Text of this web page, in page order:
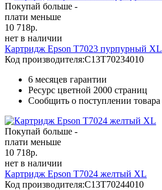
Покупай больше -
плати меньше
10 718р.
нет в наличии
Картридж Epson T7023 пурпурный XL
Код производителя:C13T70234010
6 месяцев гарантии
Ресурс цветной 2000 страниц
Сообщить о поступлении товара
Покупай больше -
плати меньше
10 718р.
нет в наличии
Картридж Epson T7024 желтый XL
Код производителя:C13T70244010